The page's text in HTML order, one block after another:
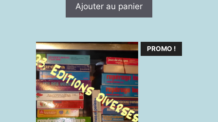
Ajouter au panier
PROMO !